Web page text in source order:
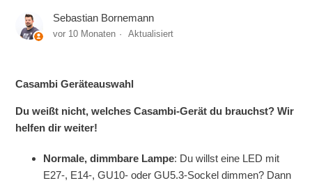
Sebastian Bornemann
vor 10 Monaten Aktualisiert
Casambi Geräteauswahl
Du weißt nicht, welches Casambi-Gerät du brauchst? Wir
helfen dir weiter!
Normale, dimmbare Lampe: Du willst eine LED mit
E27-, E14-, GU10- oder GU5.3-Sockel dimmen? Dann